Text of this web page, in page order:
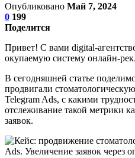
Опубликовано Май 7, 2024
0 199
Поделится
Привет! С вами digital-
окупаемую систему онлайн-
В сегодняшней статье
продвигали
Telegram Ads, с какими
отслеживание такой метрики
заявок.